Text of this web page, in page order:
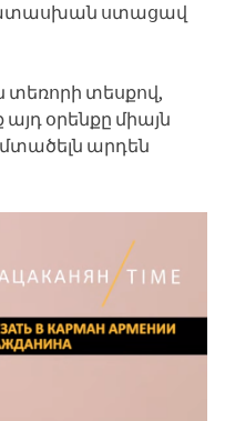
ստացավ
տեռորի տեսքով,
օրենքը միայն
արդեն